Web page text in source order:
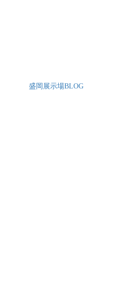
盛岡展示場BLOG